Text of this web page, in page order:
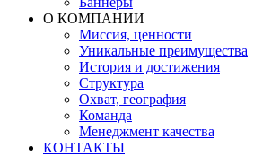
О КОМПАНИИ
Миссия, ценности
Уникальные преимущества
История и достижения
Структура
Охват, география
Команда
Менеджмент качества
КОНТАКТЫ